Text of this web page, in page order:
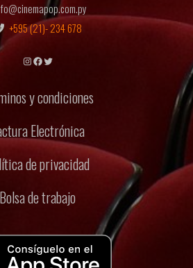
+595 (21)- 234 678
Instagram
Facebook
Twitter
y condiciones
Electrónica
de privacidad
Bolsa de trabajo